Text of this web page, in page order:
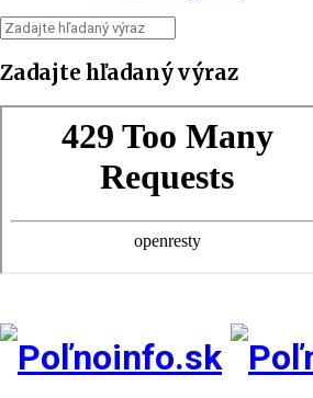
Zadajte hľadaný výraz